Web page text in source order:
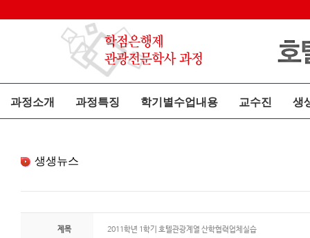
과정소개 과정특징 학기별수업내용 교수진 생
생생뉴스
제목 2011학년 1학기 호텔관광계열 산학협력업체실습